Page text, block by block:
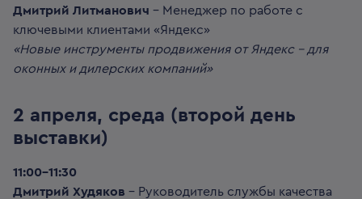
Дмитрий Литманович – Менеджер по работе с
ключевыми клиентами «Яндекс»
«Новые инструменты продвижения от Яндекс – для
оконных и дилерских компаний»
2 апреля, среда (второй день
выставки)
11:00-11:30
Дмитрий Худяков – Руководитель службы качества